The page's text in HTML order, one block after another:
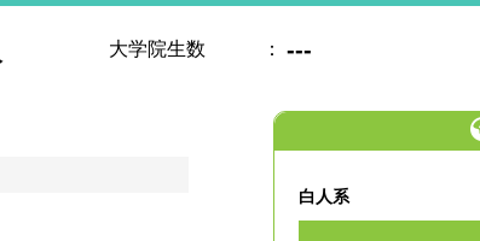
大学院生数 ： ---
白人系